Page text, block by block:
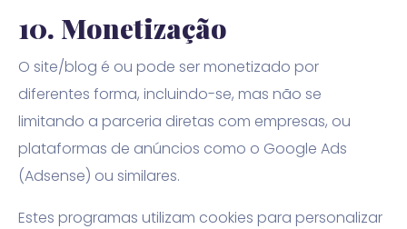
10. Monetização
O site/blog é ou pode ser monetizado por
diferentes forma, incluindo-se, mas não se
limitando a parceria diretas com empresas, ou
plataformas de anúncios como o Google Ads
(Adsense) ou similares.
Estes programas utilizam cookies para personalizar